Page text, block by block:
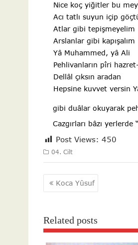
Nice koç yiğitler bu
Acı tatlı suyun içip
Atlar gibi tepişmeyelim
Arslanlar gibi kapışalım
Yâ Muhammed, yâ Ali
Pehlivanların pîri
Dellâl çıksın aradan
Hepsine kuvvet versin
gibi duâlar okuyarak
Cazgırları bâzı
Post Views: 450
04. Cilt
Yazı
gezinmesi
Koca Yûsuf
Related posts